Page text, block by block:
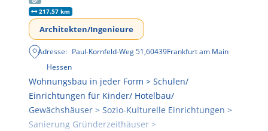
217.57 km
Architekten/Ingenieure
Adresse: Paul-Kornfeld-Weg 51,60439Frankfurt am Main
Hessen
Wohnungsbau in jeder Form > Schulen/
Einrichtungen für Kinder/ Hotelbau/
Gewächshäuser > Sozio-Kulturelle Einrichtungen >
Sanierung Gründerzeithäuser >